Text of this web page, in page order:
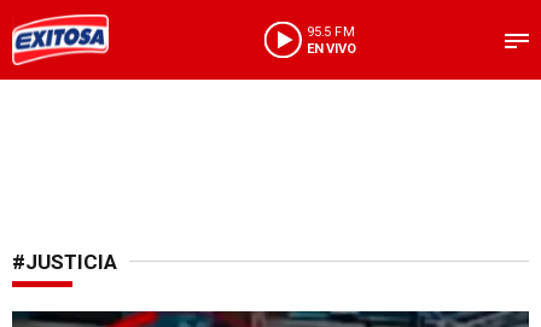
95.5 FM
EN VIVO
#JUSTICIA